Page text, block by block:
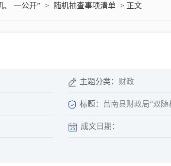
信 依申请公开
、 一公开” > 随机抽查事项清单 > 正文
主题分类： 财政
标题： 莒南县财政局“双
成文日期：